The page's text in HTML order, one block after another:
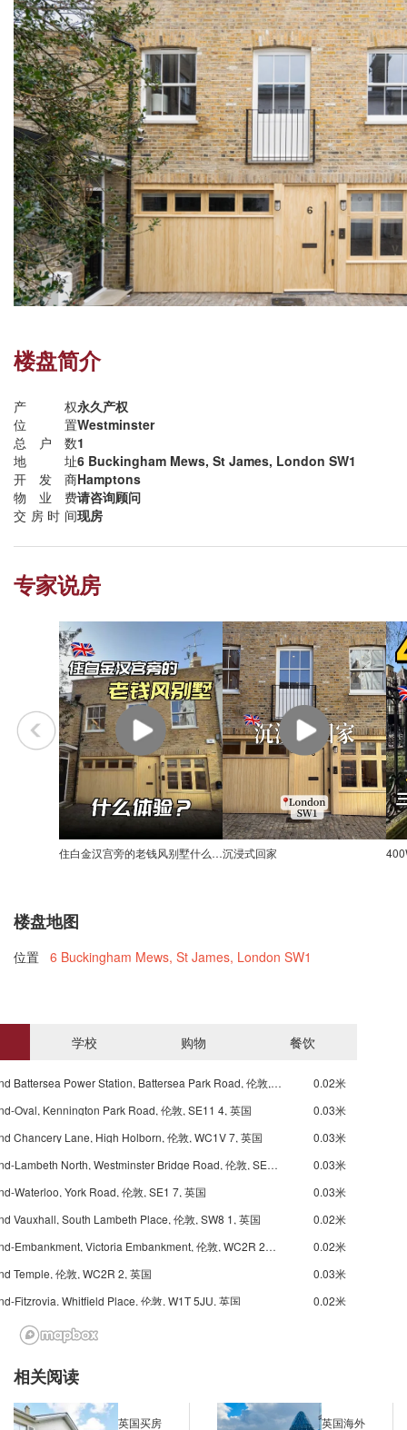
楼盘简介
产权永久产权
位置Westminster
总户数1
地址6 Buckingham Mews, St James, London SW1
开发商Hamptons
物业费请咨询顾问
交房时间现房
专家说房
住白金汉宫旁的老钱风别墅什么体验?沉浸式回家
楼盘地图
位置 6 Buckingham Mews, St James, London SW1
学校 购物 餐饮
Underground Battersea Power Station, Battersea Park Road, 伦敦, SW8 4, 英国
0.02米
Oval, Kennington Park Road, 伦敦, SE11 4, 英国
0.03米
Chancery Lane, High Holborn, 伦敦, WC1V 7, 英国
0.03米
Underground-Lambeth North, Westminster Bridge Road, 伦敦, SE1 7, 英国
0.03米
Waterloo, York Road, 伦敦, SE1 7, 英国
0.03米
Vauxhall, South Lambeth Place, 伦敦, SW8 1, 英国
0.02米
Underground-Embankment, Victoria Embankment, 伦敦, WC2R 2PR, 英国
0.02米
Temple, 伦敦, WC2R 2, 英国
0.03米
Fitzrovia, Whitfield Place, 伦敦, W1T 5JU, 英国
0.02米
Warren Street, Warren Street, 伦敦, W1T 5, 英国
Underground-Great Portland Street, Euston Road, 伦敦, N1C 4AP, 英国
0.02米
相关阅读
英国买房 英国海外